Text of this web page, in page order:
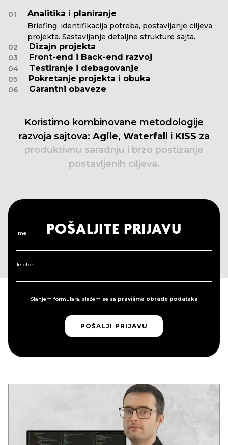
01 Analitika i planiranje
Briefing, identifikacija potreba, postavljanje ciljeva
projekta. Sastavljanje detaljne strukture sajta.
02
Dizajn projekta
03 Front-end i Back-end razvoj
04 Testiranje i debagovanje
05 Pokretanje projekta i obuka
06 Garantni obaveze
Koristimo kombinovane metodologije
razvoja sajtova: Agile, Waterfall i KISS za
produktivnu saradnju i brzo postizanje
postavljenih ciljeva.
Ime
Telefon
Slanjem formulara, slažem se sa pravilima obrade podataka
POŠALJI PRIJAVU
POŠALJI PRIJAVU
POŠALJITE PRIJAVU